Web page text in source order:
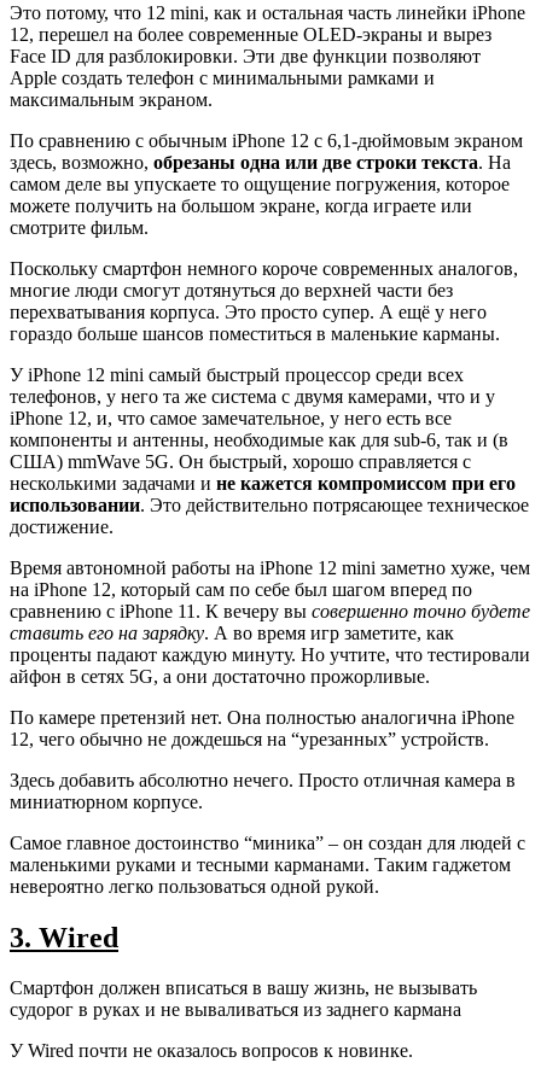
Это потому, что 12 mini, как и остальная часть линейки iPhone
12, перешел на более современные OLED-экраны и вырез
Face ID для разблокировки. Эти две функции позволяют
Apple создать телефон с минимальными рамками и
максимальным экраном.
По сравнению с обычным iPhone 12 с 6,1-дюймовым экраном
здесь, возможно, обрезаны одна или две строки текста. На
самом деле вы упускаете то ощущение погружения, которое
можете получить на большом экране, когда играете или
смотрите фильм.
Поскольку смартфон немного короче современных аналогов,
многие люди смогут дотянуться до верхней части без
перехватывания корпуса. Это просто супер. А ещё у него
гораздо больше шансов поместиться в маленькие карманы.
У iPhone 12 mini самый быстрый процессор среди всех
телефонов, у него та же система с двумя камерами, что и у
iPhone 12, и, что самое замечательное, у него есть все
компоненты и антенны, необходимые как для sub-6, так и (в
США) mmWave 5G. Он быстрый, хорошо справляется с
несколькими задачами и не кажется компромиссом при его
использовании. Это действительно потрясающее техническое
достижение.
Время автономной работы на iPhone 12 mini заметно хуже, чем
на iPhone 12, который сам по себе был шагом вперед по
сравнению с iPhone 11. К вечеру вы совершенно точно будете
ставить его на зарядку. А во время игр заметите, как
проценты падают каждую минуту. Но учтите, что тестировали
айфон в сетях 5G, а они достаточно прожорливые.
По камере претензий нет. Она полностью аналогична iPhone
12, чего обычно не дождешься на “урезанных” устройств.
Здесь добавить абсолютно нечего. Просто отличная камера в
миниатюрном корпусе.
Самое главное достоинство “миника” – он создан для людей с
маленькими руками и тесными карманами. Таким гаджетом
невероятно легко пользоваться одной рукой.
3. Wired
Смартфон должен вписаться в вашу жизнь, не вызывать
судорог в руках и не вываливаться из заднего кармана
У Wired почти не оказалось вопросов к новинке.